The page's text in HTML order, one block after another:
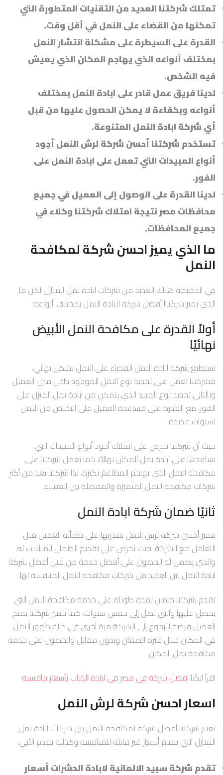
تمتلك شركتنا العديد من التقنيات المتطورة التي
تمكنها من القضاء على النمل في أقل وقت.
القدرة على السيطرة على مشكلة انتشار النمل
بمختلف أنواعه الذي يهاجم المكان الذي يعيش
فيه الشخص.
لدينا فريق عمل قادر على ابادة النمل بمختلف
أنواعه وبكفاءة لا يمكن الحصول عليها من قبل
أي شركة ابادة النمل المتنوعة.
تستخدم شركتنا أحسن شركة لرش النمل أجود
أنواع المبيدات التي تعمل على ابادة النمل على
الفور.
لدينا القدرة على الوصول إلى العميل في جميع
محافظات مصر نتيجة امتلاك شركتنا وكلاء في
جميع المحافظات.
ما الذي يميز احسن شركة لمكافحة
النمل
في الحقيقة هناك العديد من شركات ابادة نمل المنازل لكن ما
الذي يميز شركتنا أفضل شركة لابادة النمل بمختلف أنواعه:
أولاً القدرة على مكافحة النمل الأبيض
نهائيًا
تستطيع شركة ابادة النمل القضاء على النمل بشكل نهائي،
فشركتنا تعمل على تحديد نوع النمل الموجود داخل منزل العميل
وبالتالي تحديد نوع المبيد الذي يتمكن من ابادة نمل المنزل على
الفور، مع القدرة على مساعدة العميل على التخلص من النمل
لسنوات عديدة.
حيث أن شركتنا تحرص على امتلاك أجود أنواع المبيدات التي
تساعدها على ابادة نمل المكان نهائيًا، كما تعمل شركتنا على
مكافحة النمل الذي يهاجم المطاعم بكثرة، لذا شركتنا تعد من أكثر
شركات مكافحة النمل المتميزة والمفضلة بين العملاء.
ثانيًا ضمان شركة ابادة النمل
تتميز أحسن شركة لرش النمل بقدرتها على طمأنة العميل قبل
التعامل مع الشركة، حيث تحرص على تقديم الضمان المناسب له
والذي يضمن له الحصول على أفضل خدمة من قبل أفضل شركة
ابادة النمل بين العديد من شركات مكافحة النمل المنافسة لها.
تقدم شركتنا ضمان لمدة طويلة على خدمة مكافحة النمل التي
يحصل عليها والتي تصل إلى خمس سنوات، كما تتميز شركتنا بمنح
العميل فرصة للرجوع إلى الشركة مرة أخرى في حالة ظهور النمل
في المكان خلال فترة الضمان وبدون مقابل والحصول على خدمة
مكافحة نمل المكان.
اقرأ ايضًا افضل شركة في مصر في ابادة الذباب بأسعار تنافسية
اسعار احسن شركة لرش النمل
تعتبر شركتنا أفضل شركة لمكافحة النمل بين شركات ابادة نمل
المنازل التي تقدم أسعار غير قابلة للمنافسة وكذلك تقدم الآتي:
تقدم شركة سبيد الالمانية لابادة الحشرات أسعار